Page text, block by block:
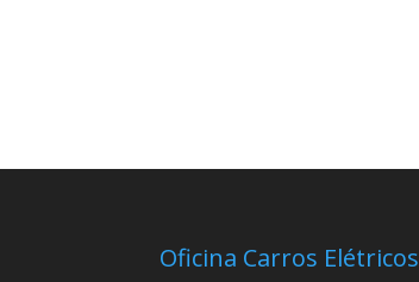
Oficina Carros Elétricos